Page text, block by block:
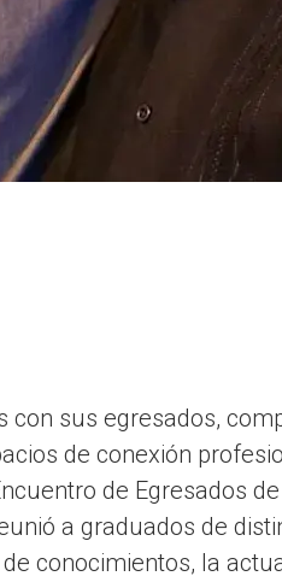
sus egresados,
de conexión
de Egresados
a graduados de
conocimientos, la